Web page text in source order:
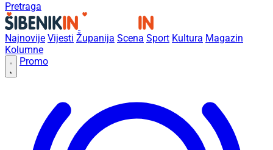
Pretraga
Najnovije Vijesti Županija Scena Sport Kultura Magazin
Kolumne
Promo